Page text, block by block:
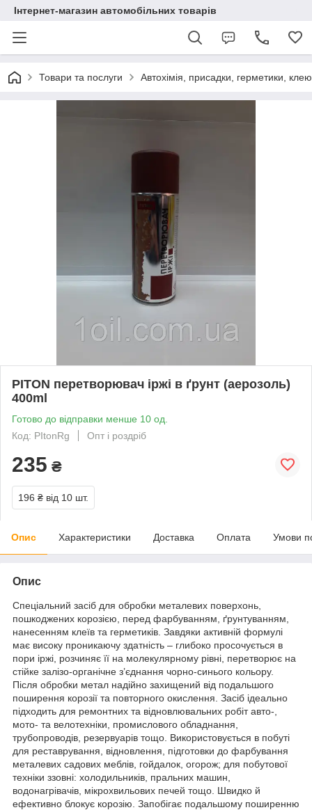
Інтернет-магазин автомобільних товарів
Товари та послуги Автохімія, присадки, герметики,
PITON перетворювач іржі в ґрунт (аерозоль)
400ml
Готово до відправки менше 10 од.
Код: PItonRg
Опт і роздріб
235 ₴
196 ₴ від 10 шт.
Опис Характеристики Доставка Оплата Умови
Опис
Спеціальний засіб для обробки металевих поверхонь,
пошкоджених корозією, перед фарбуванням, ґрунтуванням,
нанесенням клеїв та герметиків. Завдяки активній формулі
має високу проникаючу здатність – глибоко просочується в
пори іржі, розчиняє її на молекулярному рівні, перетворює на
стійке залізо-органічне з’єднання чорно-синього кольору.
Після обробки метал надійно захищений від подальшого
поширення корозії та повторного окислення. Засіб ідеально
підходить для ремонтних та відновлювальних робіт авто-,
мото- та велотехніки, промислового обладнання,
трубопроводів, резервуарів тощо. Використовується в побуті
для реставрування, відновлення, підготовки до фарбування
металевих садових меблів, гойдалок, огорож; для побутової
техніки ззовні: холодильників, пральних машин,
водонагрівачів, мікрохвильових печей тощо. Швидко й
ефективно блокує корозію. Запобігає подальшому поширенню